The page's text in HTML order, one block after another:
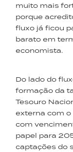
muito mais
porque
fluxo já ficou
barato em
economista.
Do lado do
formação da
Tesouro
externa com o
com
papel para
captações do